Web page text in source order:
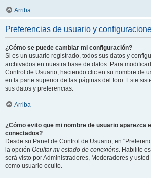
Arriba
Preferencias de usuario y
¿Cómo se puede cambiar mi configuración?
Si es un usuario registrado, todos sus datos y
archivados en nuestra base de datos. Para
Control de Usuario; haciendo clic en su nombre de
en la parte superior de las páginas del foro. Este
sus datos y preferencias.
Arriba
¿Cómo evito que mi nombre de usuario aparezca
conectados?
Desde su Panel de Control de Usuario, en
la opción Ocultar mi estado de conexións. Habilite
será visto por Administradores, Moderadores y
como usuario oculto.